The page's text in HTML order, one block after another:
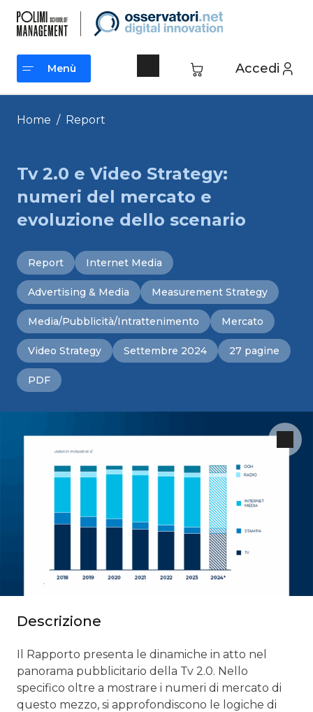
contenuto
Accedi
Menù
Menù
Home / Report
Tv 2.0 e Video Strategy:
numeri del mercato e
evoluzione dello scenario
Report Internet Media
Advertising & Media Measurement Strategy
Media/Pubblicità/Intrattenimento Mercato
Video Strategy Settembre 2024 27 pagine
PDF
Descrizione
Il Rapporto presenta le dinamiche in atto nel
panorama pubblicitario della Tv 2.0. Nello
specifico oltre a mostrare i numeri di mercato di
questo mezzo, si approfondiscono le logiche di